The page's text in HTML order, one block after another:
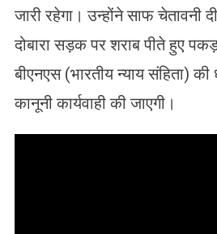
जारी रहेगा। उन्होंने साफ चेतावनी
दोबारा सड़क पर शराब पीते हुए
बीएनएस (भारतीय न्याय संहिता)
कानूनी कार्यवाही की जाएगी।